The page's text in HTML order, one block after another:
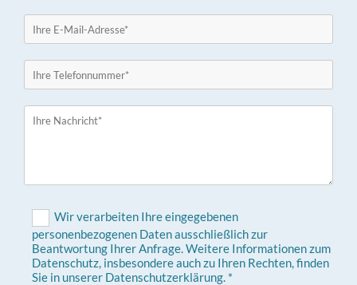
Wir verarbeiten Ihre eingegebenen
personenbezogenen Daten ausschließlich zur
Beantwortung Ihrer Anfrage. Weitere Informationen zum
Datenschutz, insbesondere auch zu Ihren Rechten, finden
Sie in unserer Datenschutzerklärung. *